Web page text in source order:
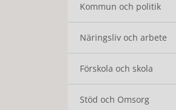
Kommun och politik
Näringsliv och arbete
Förskola och skola
Stöd och Omsorg